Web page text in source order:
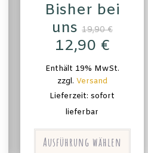
Bisher bei
uns 19,90€
12,90 €
Enthält 19% MwSt.
zzgl. Versand
Lieferzeit: sofort
lieferbar
Ausführung wählen